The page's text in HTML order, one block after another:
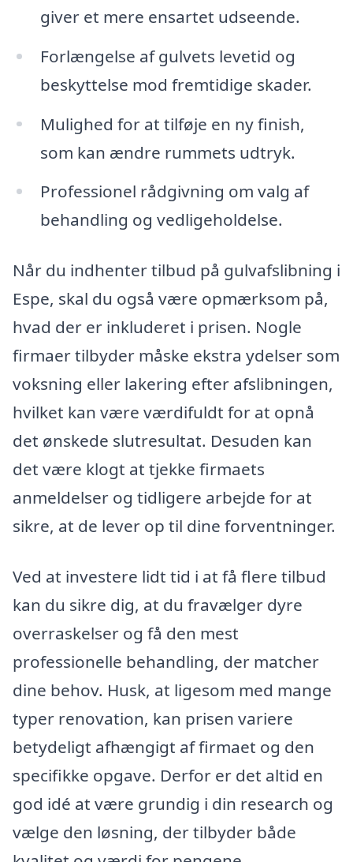
giver et mere ensartet udseende.
Forlængelse af gulvets levetid og
beskyttelse mod fremtidige skader.
Mulighed for at tilføje en ny finish,
som kan ændre rummets udtryk.
Professionel rådgivning om valg af
behandling og vedligeholdelse.
Når du indhenter tilbud på gulvafslibning i
Espe, skal du også være opmærksom på,
hvad der er inkluderet i prisen. Nogle
firmaer tilbyder måske ekstra ydelser som
voksning eller lakering efter afslibningen,
hvilket kan være værdifuldt for at opnå
det ønskede slutresultat. Desuden kan
det være klogt at tjekke firmaets
anmeldelser og tidligere arbejde for at
sikre, at de lever op til dine forventninger.
Ved at investere lidt tid i at få flere tilbud
kan du sikre dig, at du fravælger dyre
overraskelser og få den mest
professionelle behandling, der matcher
dine behov. Husk, at ligesom med mange
typer renovation, kan prisen variere
betydeligt afhængigt af firmaet og den
specifikke opgave. Derfor er det altid en
god idé at være grundig i din research og
vælge den løsning, der tilbyder både